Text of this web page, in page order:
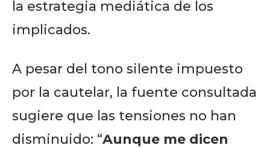
out!
SUBSCRIBE
la estrategia mediática de los
implicados.
A pesar del tono silente impuesto
por la cautelar, la fuente consultada
sugiere que las tensiones no han
disminuido: “Aunque me dicen